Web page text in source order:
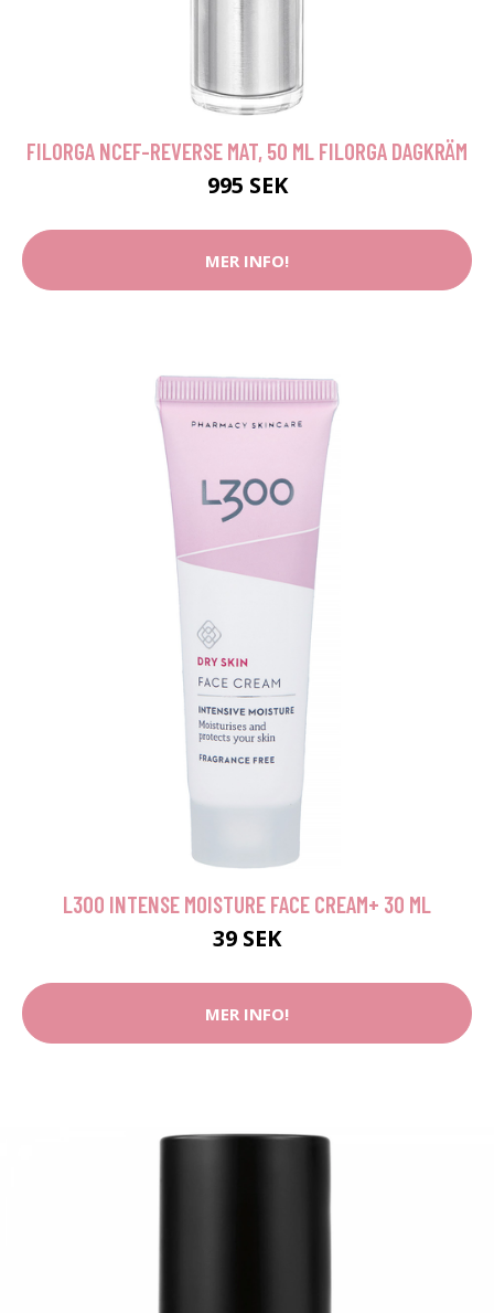
FILORGA NCEF-REVERSE MAT, 50 ML FILORGA DAGKRÄM
995 SEK
MER INFO!
L300 INTENSE MOISTURE FACE CREAM+ 30 ML
39 SEK
MER INFO!